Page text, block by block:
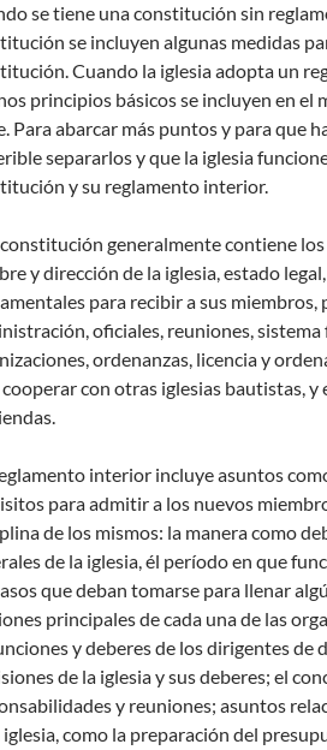
se tiene una constitución sin
se incluyen algunas medidas
Cuando la iglesia adopta un
principios básicos se incluyen en el
Para abarcar más puntos y para que
separarlos y que la iglesia
y su reglamento interior.
generalmente contiene
y dirección de la iglesia, estado
para recibir a sus miembros,
oficiales, reuniones, sistema
ordenanzas, licencia y
con otras iglesias bautistas, y
interior incluye asuntos
para admitir a los nuevos
de los mismos: la manera como
de la iglesia, él período en que
que deban tomarse para llenar
principales de cada una de las
y deberes de los dirigentes de
de la iglesia y sus deberes; el
y reuniones; asuntos
iglesia, como la preparación del